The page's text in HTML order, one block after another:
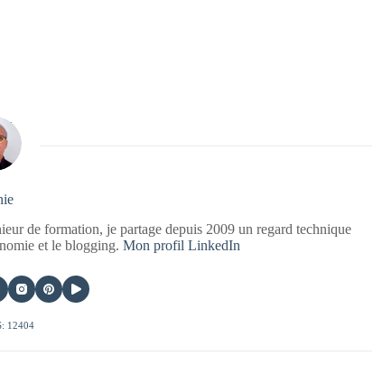
de formation, je partage depuis 2009 un regard technique
et le blogging.Mon profil LinkedIn
12404